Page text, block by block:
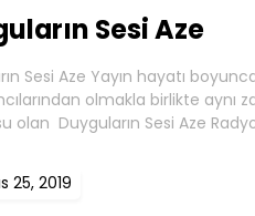
Sesi Aze
Sesi Aze Yayın hayatı
olmakla birlikte aynı
olan Duyguların Sesi Aze
25, 2019